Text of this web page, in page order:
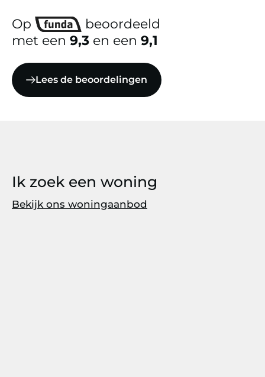
Op
beoordeeld
met een 9,3 en een 9,1
Lees de beoordelingen
Ik zoek een woning
Bekijk ons woningaanbod